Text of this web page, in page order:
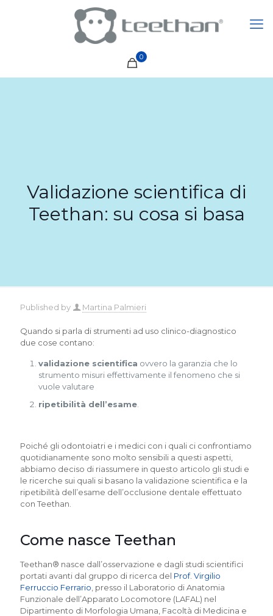
0
Validazione scientifica di
Teethan: su cosa si basa
Published by Martina Palmieri
Quando si parla di strumenti ad uso clinico-diagnostico
due cose contano:
validazione scientifica ovvero la garanzia che lo
strumento misuri effettivamente il fenomeno che si
vuole valutare
ripetibilità dell’esame
Poiché gli odontoiatri e i medici con i quali ci confrontiamo
quotidianamente sono molto sensibili a questi aspetti,
abbiamo deciso di riassumere in questo articolo gli studi e
le ricerche sui quali si basano la validazione scientifica e la
ripetibilità dell’esame dell’occlusione dentale effettuato
con Teethan.
Come nasce Teethan
Teethan® nasce dall’osservazione e dagli studi scientifici
portati avanti dal gruppo di ricerca del Prof. Virgilio
Ferruccio Ferrario , presso il Laboratorio di Anatomia
Funzionale dell’Apparato Locomotore (LAFAL) nel
Dipartimento di Morfologia Umana, Facoltà di Medicina e